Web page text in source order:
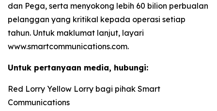
dan Pega, serta menyokong lebih 60 bilion perbualan
pelanggan yang kritikal kepada operasi setiap
tahun. Untuk maklumat lanjut, layari
www.smartcommunications.com.
Untuk pertanyaan media, hubungi:
Red Lorry Yellow Lorry bagi pihak Smart
Communications